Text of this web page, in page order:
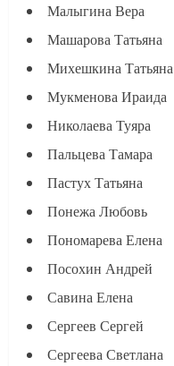
Малыгина Вера
Машарова Татьяна
Михешкина Татьяна
Мукменова Ираида
Николаева Туяра
Пальцева Тамара
Пастух Татьяна
Понежа Любовь
Пономарева Елена
Посохин Андрей
Савина Елена
Сергеев Сергей
Сергеева Светлана